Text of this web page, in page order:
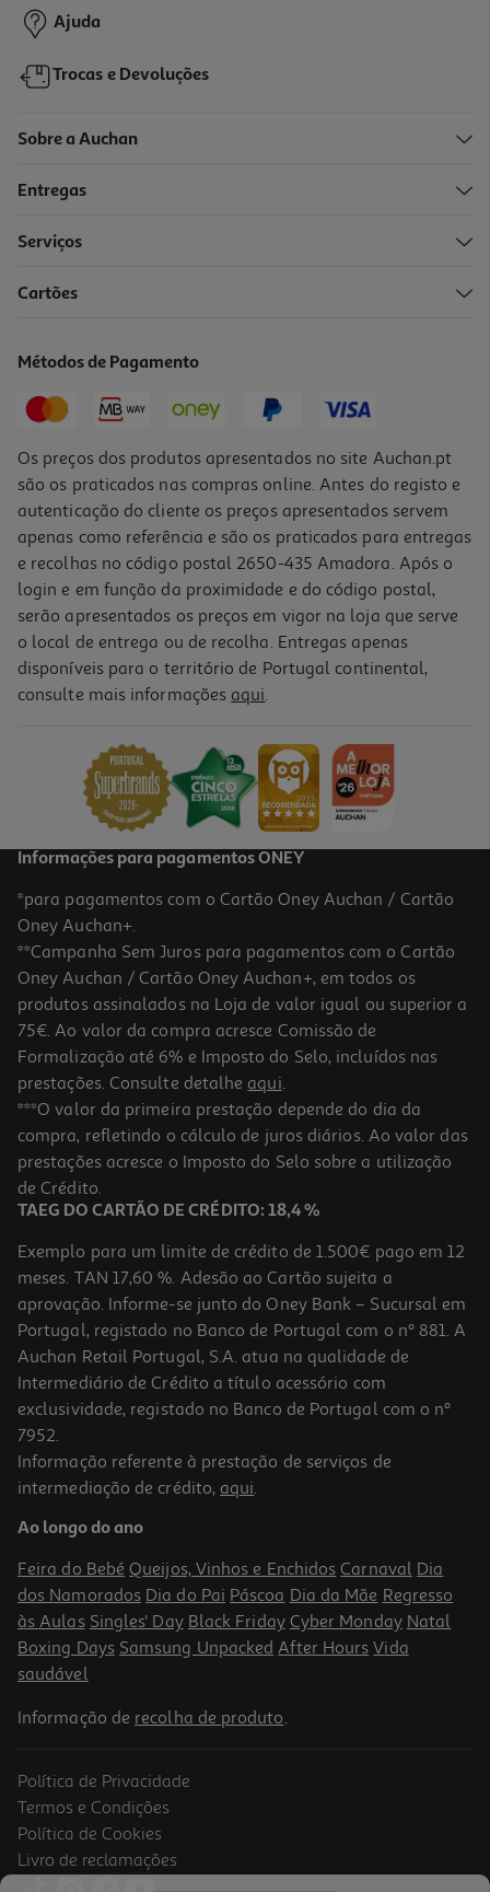
Verniz Essence Gel Nail Polish 8ml
Verniz Essence Gel Nail Polish 8ml
248.75 €/Kg
1,99 €
Verniz Essence Gel Nail Polish 8ml
248.75 €/Kg
1,99 €
Ajuda
Trocas e Devoluções
Sobre a Auchan
Entregas
Serviços
Cartões
Métodos de Pagamento
Os preços dos produtos apresentados no site Auchan.pt
são os praticados nas compras online. Antes do registo e
autenticação do cliente os preços apresentados servem
apenas como referência e são os praticados para entregas
e recolhas no código postal 2650-435 Amadora. Após o
login e em função da proximidade e do código postal,
serão apresentados os preços em vigor na loja que serve
o local de entrega ou de recolha. Entregas apenas
disponíveis para o território de Portugal continental,
consulte mais informações aqui.
Informações para pagamentos ONEY
*para pagamentos com o Cartão Oney Auchan / Cartão
Oney Auchan+.
**Campanha Sem Juros para pagamentos com o Cartão
Oney Auchan / Cartão Oney Auchan+, em todos os
produtos assinalados na Loja de valor igual ou superior a
75€. Ao valor da compra acresce Comissão de
Formalização até 6% e Imposto do Selo, incluídos nas
prestações. Consulte detalhe aqui.
***O valor da primeira prestação depende do dia da
compra, refletindo o cálculo de juros diários. Ao valor das
prestações acresce o Imposto do Selo sobre a utilização
de Crédito.
TAEG DO CARTÃO DE CRÉDITO: 18,4 %
Exemplo para um limite de crédito de 1.500€ pago em 12
meses. TAN 17,60 %. Adesão ao Cartão sujeita a
aprovação. Informe-se junto do Oney Bank – Sucursal em
Portugal, registado no Banco de Portugal com o nº 881. A
Auchan Retail Portugal, S.A. atua na qualidade de
Intermediário de Crédito a título acessório com
exclusividade, registado no Banco de Portugal com o nº
7952.
Informação referente à prestação de serviços de
intermediação de crédito, aqui.
Ao longo do ano
Feira do Bebé Queijos, Vinhos e Enchidos Carnaval Dia
dos Namorados Dia do Pai Páscoa Dia da Mãe Regresso
às Aulas Singles' Day Black Friday Cyber Monday Natal
Boxing Days Samsung Unpacked After Hours Vida
saudável
Informação de recolha de produto.
Política de Privacidade
Termos e Condições
Política de Cookies
Livro de reclamações